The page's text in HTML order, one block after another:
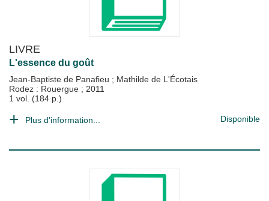
LIVRE
L'essence du goût
Jean-Baptiste de Panafieu ; Mathilde de L'Écotais
Rodez : Rouergue ; 2011
1 vol. (184 p.)
Plus d'information... Disponible